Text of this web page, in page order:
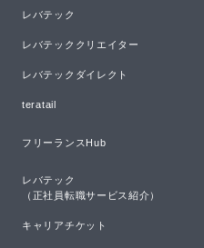
レバテック
レバテッククリエイター
レバテックダイレクト
teratail
フリーランスHub
レバテック
（正社員転職サービス紹介）
キャリアチケット